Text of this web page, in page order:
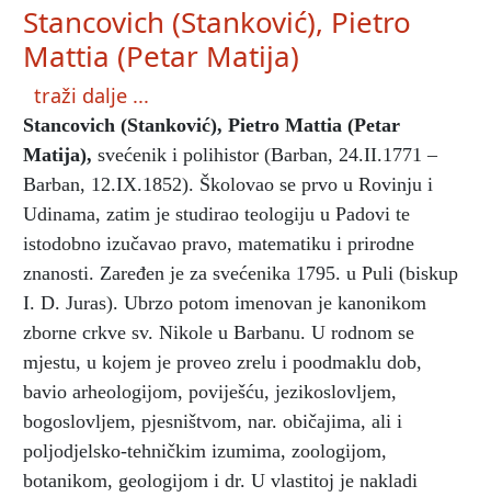
Stancovich (Stanković), Pietro
Mattia (Petar Matija)
traži dalje ...
Stancovich (Stanković), Pietro Mattia (Petar
Matija), svećenik i polihistor (Barban, 24.II.1771 –
Barban, 12.IX.1852). Školovao se prvo u Rovinju i
Udinama, zatim je studirao teologiju u Padovi te
istodobno izučavao pravo, matematiku i prirodne
znanosti. Zaređen je za svećenika 1795. u Puli (biskup
I. D. Juras). Ubrzo potom imenovan je kanonikom
zborne crkve sv. Nikole u Barbanu. U rodnom se
mjestu, u kojem je proveo zrelu i poodmaklu dob,
bavio arheologijom, poviješću, jezikoslovljem,
bogoslovljem, pjesništvom, nar. običajima, ali i
poljodjelsko-tehničkim izumima, zoologijom,
botanikom, geologijom i dr. U vlastitoj je nakladi